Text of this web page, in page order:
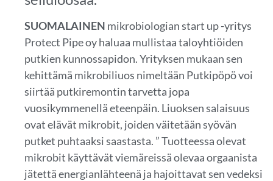
SUOMALAINEN mikrobiologian start up -yritys
Protect Pipe oy haluaa mullistaa taloyhtiöiden
putkien kunnossapidon. Yrityksen mukaan sen
kehittämä mikrobiliuos nimeltään Putkipöpö voi
siirtää putkiremontin tarvetta jopa
vuosikymmenellä eteenpäin. Liuoksen salaisuus
ovat elävät mikrobit, joiden väitetään syövän
putket puhtaaksi saastasta. ” Tuotteessa olevat
mikrobit käyttävät viemäreissä olevaa orgaanista
jätettä energianlähteenä ja hajoittavat sen vedeksi